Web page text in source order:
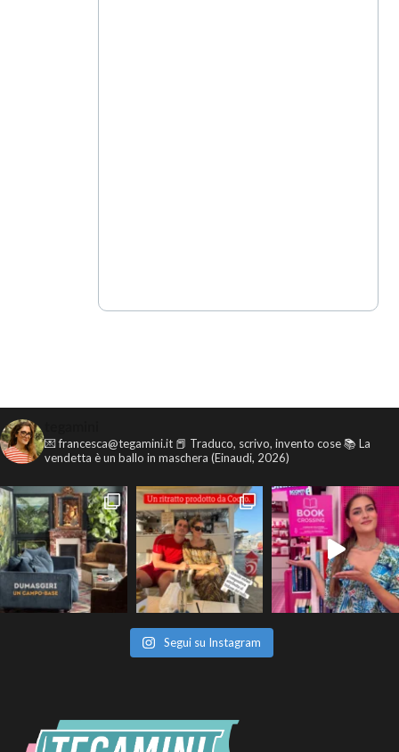
💌 francesca@tegamini.it 📕 Traduco, scrivo, invento cose📚 La
vendetta è un ballo in maschera (Einaudi, 2026)
Segui su Instagram